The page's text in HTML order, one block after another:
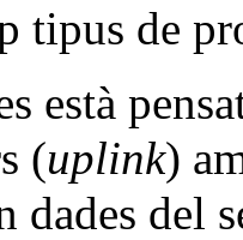
tipus de
està
(uplink)
dades del